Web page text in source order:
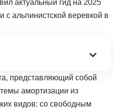
актуальный гид на 2025
альпинистской веревкой в
представляющий собой
амортизации из
видов: со свободным